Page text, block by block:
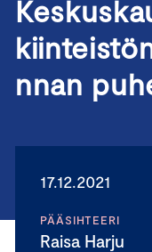
nnan
17.12.2021
PÄÄSIHTEERI
Raisa Harju